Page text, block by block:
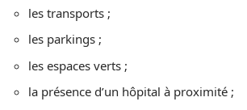
les transports ;
les parkings ;
les espaces verts ;
la présence d’un hôpital à proximité ;